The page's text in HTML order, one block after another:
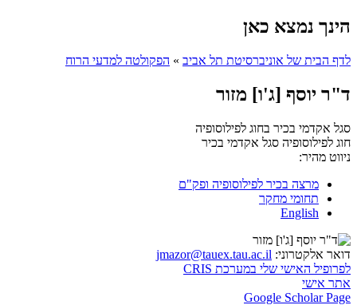
הינך נמצא כאן
לדף הבית של אוניברסיטת תל אביב » הפקולטה למדעי הרוח
ד"ר יוסף [ג'ו] מזור
סגל אקדמי בכיר בחוג לפילוסופיה
חוג לפילוסופיה סגל אקדמי בכיר
ניווט מהיר:
מרצה בכיר לפילוסופיה ופק"ם
תחומי מחקר
English
דואר אלקטרוני: jmazor@tauex.tau.ac.il
לפרופיל האישי שלי במערכת CRIS
אתר אישי
Google Scholar Page